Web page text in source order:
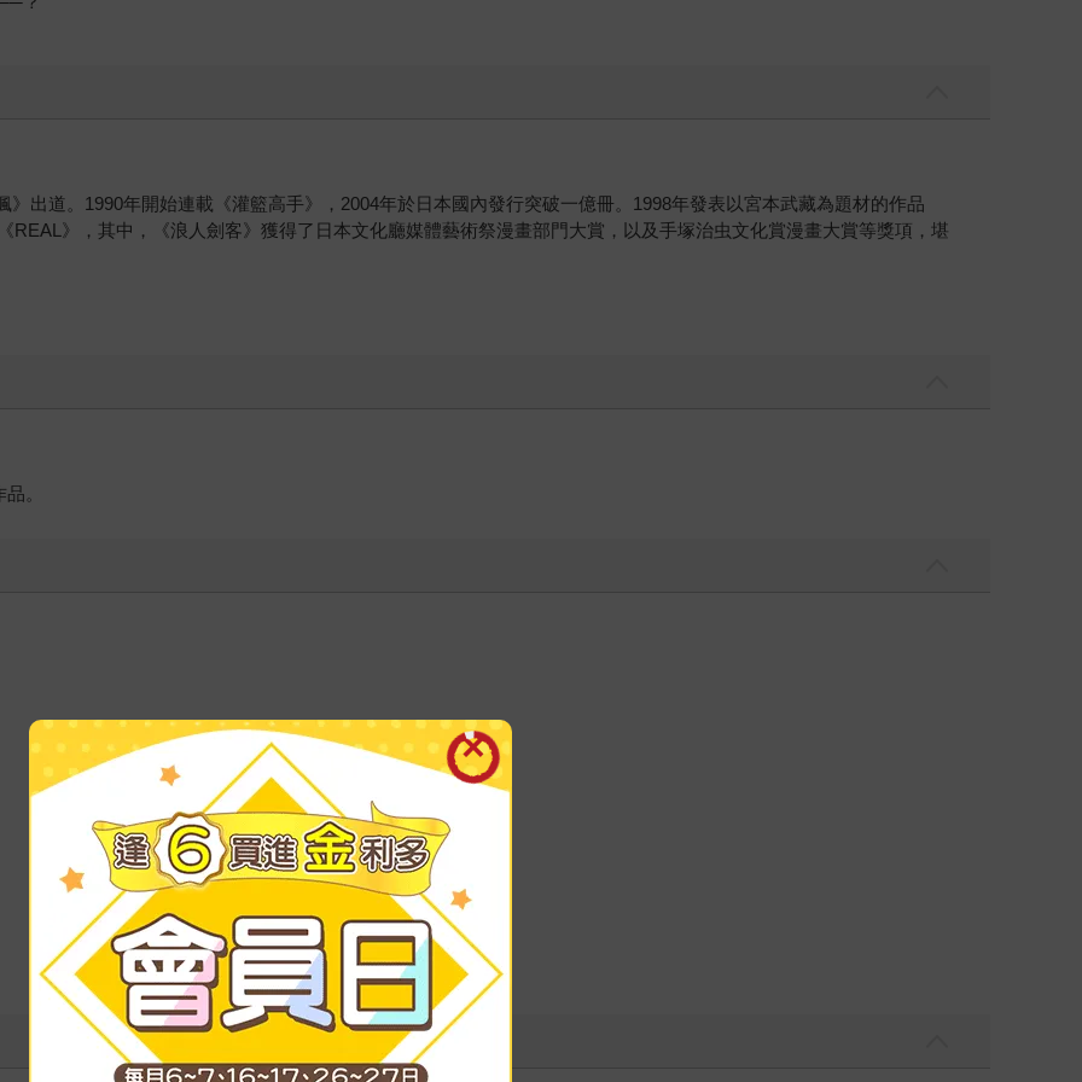
出道。1990年開始連載《灌籃高手》，2004年於日本國內發行突破一億冊。1998年發表以宮本武藏為題材的作品
REAL》，其中，《浪人劍客》獲得了日本文化廳媒體藝術祭漫畫部門大賞，以及手塚治虫文化賞漫畫大賞等獎項，堪
。